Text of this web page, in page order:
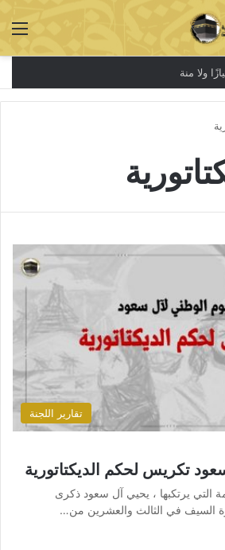
ولا منة
تقارير اللجنة
تكريس لحكم الديكتاتورية
التي يرتكبها ، يحيي آل سعود ذكرى
السيف في الثالث والعشرين من…